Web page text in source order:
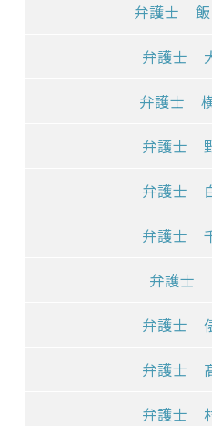
弁護士 飯
弁護士
弁護士
弁護士
弁護士
弁護士
弁護士
弁護士
弁護士
弁護士